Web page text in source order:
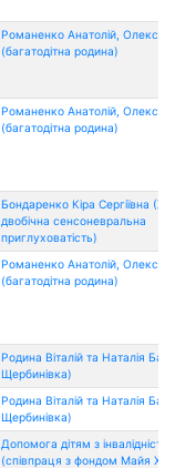
Романенко Анатолій,
(багатодітна родина)
Романенко Анатолій,
(багатодітна родина)
Бондаренко Кіра Сергіївна
двобічна сенсоневральна
приглуховатість)
Романенко Анатолій,
(багатодітна родина)
Родина Віталій та Наталія
Щербинівка)
Родина Віталій та Наталія
Щербинівка)
Допомога дітям з інвалідністю
(співпраця з фондом Майя